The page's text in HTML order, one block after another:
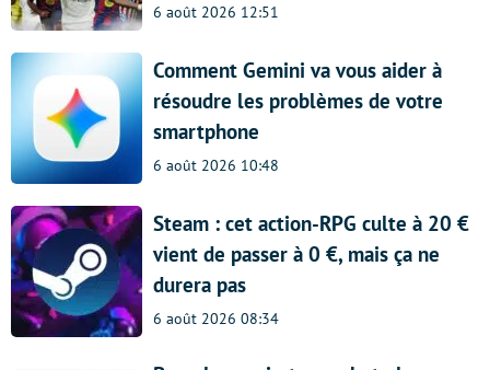
6 août 2026 12:51
Comment Gemini va vous aider à
résoudre les problèmes de votre
smartphone
6 août 2026 10:48
Steam : cet action-RPG culte à 20 €
vient de passer à 0 €, mais ça ne
durera pas
6 août 2026 08:34